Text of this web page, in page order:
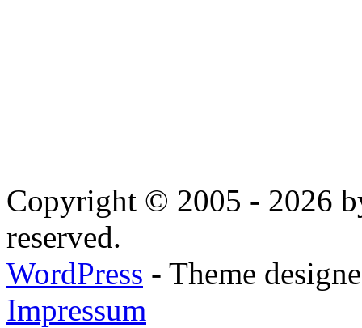
Copyright © 2005 - 2026
reserved.
WordPress - Theme
Impressum